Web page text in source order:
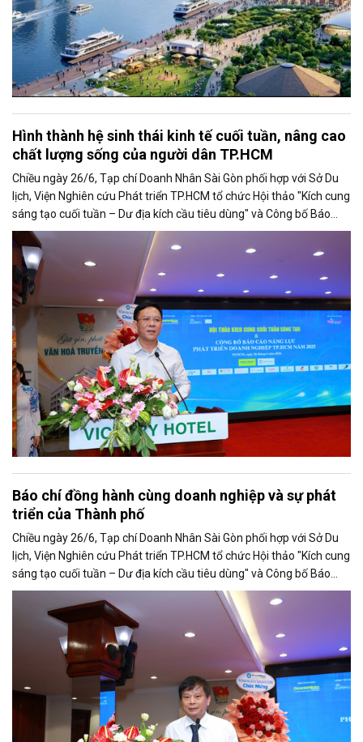
Hình thành hệ sinh thái kinh tế cuối tuần, nâng cao
chất lượng sống của người dân TP.HCM
Chiều ngày 26/6, Tạp chí Doanh Nhân Sài Gòn phối hợp với Sở Du
lịch, Viện Nghiên cứu Phát triển TP.HCM tổ chức Hội thảo "Kích cung
sáng tạo cuối tuần – Dư địa kích cầu tiêu dùng" và Công bố Báo
cáo năng lực phát triển doanh nghiệp TP.HCM năm 2025. Trân
trọng giới thiệu phát biểu của ông Nguyễn Ngọc Hồi - Phó Giám đốc
Sở Văn hoá - Thể thao TP.HCM tại Hội thảo.
Báo chí đồng hành cùng doanh nghiệp và sự phát
triển của Thành phố
Chiều ngày 26/6, Tạp chí Doanh Nhân Sài Gòn phối hợp với Sở Du
lịch, Viện Nghiên cứu Phát triển TP.HCM tổ chức Hội thảo "Kích cung
sáng tạo cuối tuần – Dư địa kích cầu tiêu dùng" và Công bố Báo
cáo năng lực phát triển doanh nghiệp TP.HCM năm 2025. Trân
trọng giới thiệu phát biểu của ông Trần Trọng Dũng - Phó Chủ tịch
Hội Nhà báo Việt Nam tại Hội thảo.